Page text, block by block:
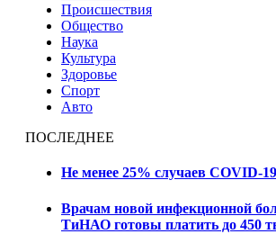
Происшествия
Общество
Наука
Культура
Здоровье
Спорт
Авто
ПОСЛЕДНЕЕ
Не менее 25% случаев COVID-
Врачам новой инфекционной
ТиНАО готовы платить до 450